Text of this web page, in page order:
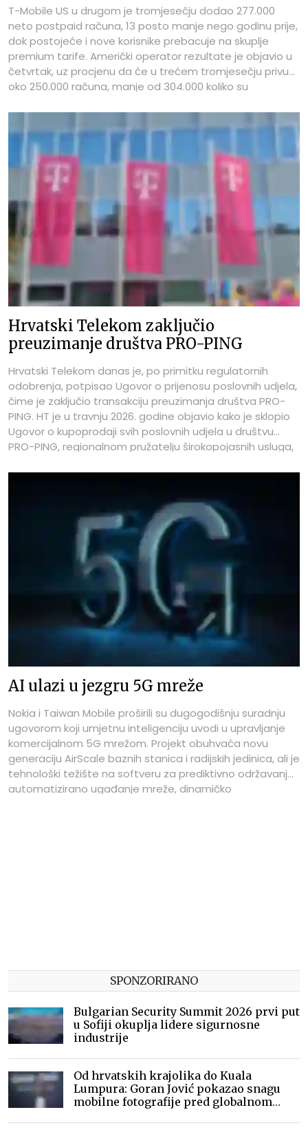
T-Mobile US u drugom je tromjesečju dodao 277.000
neto postpaid računa, 13 posto manje nego godinu prije,
dok postojeće i nove korisnike prebacuje na skuplje
premium tarife. Američki operator rezultate je objavio u
četvrtak, uz procjenu da će u trećem tromjesečju privući
oko 250.000 računa, manje od 304.000 koliko su
Hrvatski Telekom zaključio
preuzimanje društva PRO-PING
Hrvatski Telekom danas je, po primitku regulatornih
odobrenja, potpisao Ugovor o prijenosu poslovnih udjela,
čime je zaključio transakciju preuzimanja društva PRO-
PING. HT je u travnju 2026. godine objavio kako je sklopio
Ugovor o kupoprodaji svih poslovnih udjela u društvu
PRO-PING, regionalnom pružatelju širokopojasnih usluga,
odobrenja koja su dobivena.
AI ulazi u jezgru 5G mreže
Nokia i Taiwan Mobile proširili su dugogodišnju suradnju
ugovorom koji umjetnu inteligenciju uvodi u upravljanje
komercijalnom 5G mrežom. Projekt obuhvaća novu
generaciju AirScale baznih stanica i radijskih jedinica, ali je
tehnološki težište na softveru za prediktivno održavanje,
automatizirano ugađanje mreže, dinamičko
SPONZORIRANO
Bulgarian Security Summit 2026 prvi put
u Sofiji okuplja lidere sigurnosne
industrije
Od hrvatskih krajolika do Kuala
Lumpura: Goran Jović pokazao snagu
mobilne fotografije pred globalnom